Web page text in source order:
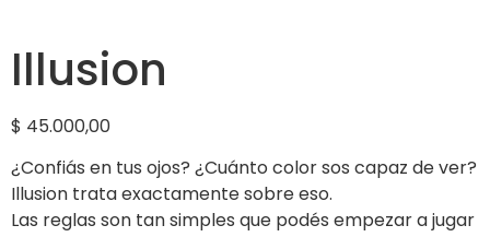
Illusion
$ 45.000,00
¿Confiás en tus ojos? ¿Cuánto color sos capaz de ver?
Illusion trata exactamente sobre eso.
Las reglas son tan simples que podés empezar a jugar